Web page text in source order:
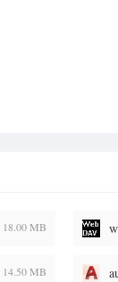
18.00 MB
14.50 MB